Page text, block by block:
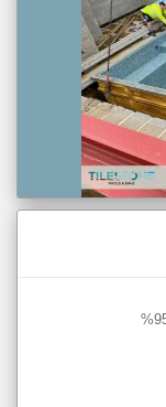
#أرباح "سنام" تقفز 95.9%